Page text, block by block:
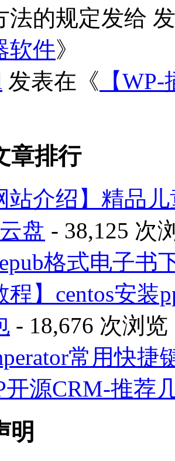
法的规定发给
软件》
发表在《 【
章排行
站介绍】精品
盘 - 38,125 次
格式电子书
程】centos安
- 18,676 次浏览
常用快捷
开源CRM-推荐
明